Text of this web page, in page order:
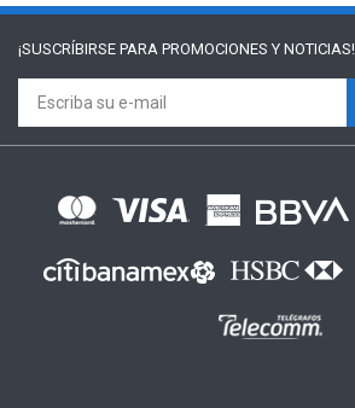
¡SUSCRÍBIRSE PARA PROMOCIONES Y NOTICIAS!